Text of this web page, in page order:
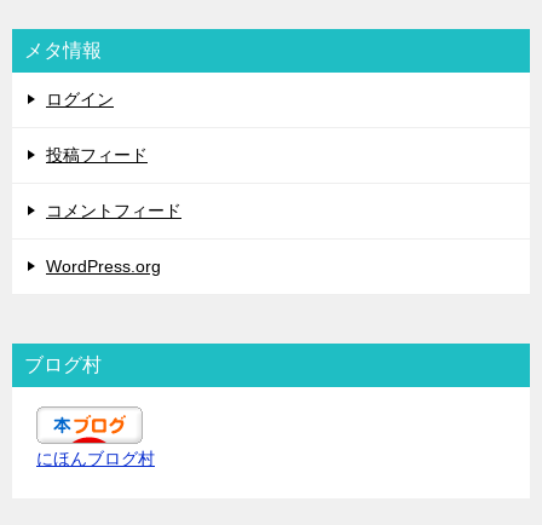
メタ情報
ログイン
投稿フィード
コメントフィード
WordPress.org
ブログ村
にほんブログ村